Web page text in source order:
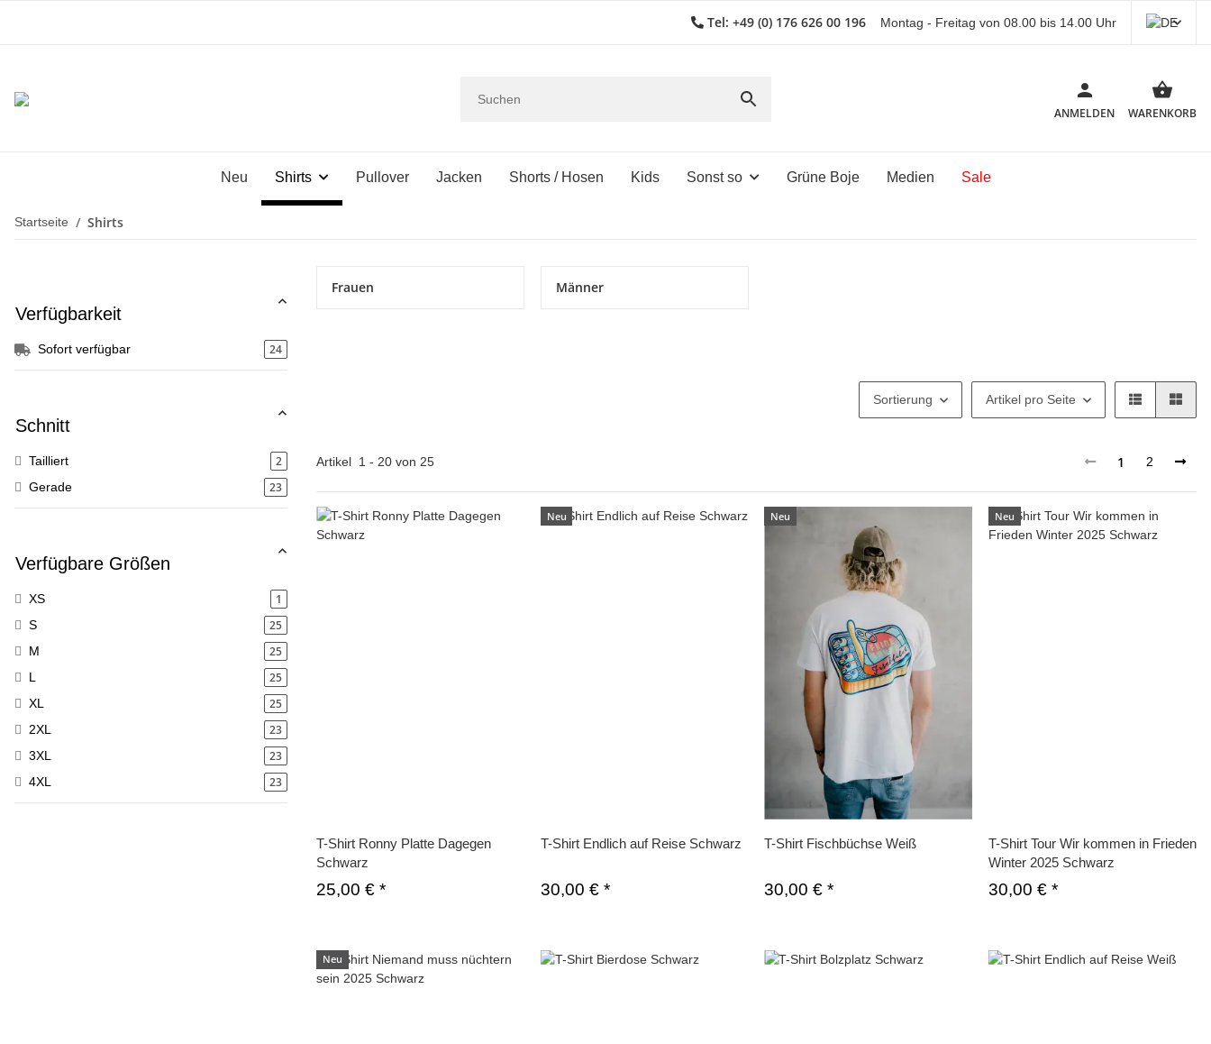
Tel: +49 (0) 176 626 00 196 Montag - Freitag von 08.00 bis 14.00 Uhr
ANMELDEN WARENKORB
Neu Shirts Pullover Jacken Shorts / Hosen Kids Sonst so Grüne Boje Medien Sale
Startseite Shirts
Frauen Männer
Sortierung Artikel pro Seite
Artikel 1 - 20 von 25 1 2
T-Shirt Ronny Platte Dagegen
Schwarz
25,00 € *
Neu
T-Shirt Endlich auf Reise Schwarz
30,00 € *
Neu
T-Shirt Fischbüchse Weiß
30,00 €*
Neu
T-Shirt Tour Wir kommen in Frieden
Winter 2025 Schwarz
30,00 € *
Neu
Verfügbarkeit
Sofort verfügbar 24
Schnitt
Tailliert 2
Gerade 23
Verfügbare Größen
XS 1
S 25
M 25
L 25
XL 25
2XL 23
3XL 23
4XL 23